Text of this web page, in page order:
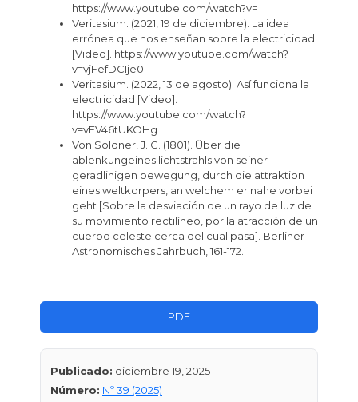
https://www.youtube.com/watch?v=
Veritasium. (2021, 19 de diciembre). La idea
errónea que nos enseñan sobre la electricidad
[Video]. https://www.youtube.com/watch?
v=vjFefDCIje0
Veritasium. (2022, 13 de agosto). Así funciona la
electricidad [Video].
https://www.youtube.com/watch?
v=vFV46tUKOHg
Von Soldner, J. G. (1801). Über die
ablenkungeines lichtstrahls von seiner
geradlinigen bewegung, durch die attraktion
eines weltkorpers, an welchem er nahe vorbei
geht [Sobre la desviación de un rayo de luz de
su movimiento rectilíneo, por la atracción de un
cuerpo celeste cerca del cual pasa]. Berliner
Astronomisches Jahrbuch, 161-172.
PDF
Publicado: diciembre 19, 2025
Número: Nº 39 (2025)